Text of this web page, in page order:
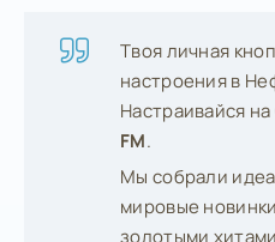
Твоя личная
настроения в
Настраивайся на
FM.
Мы собрали
мировые
золотыми